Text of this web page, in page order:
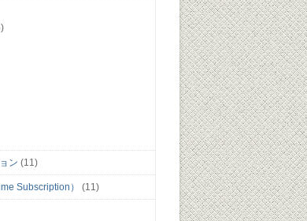
ン (11)
Subscription） (11)